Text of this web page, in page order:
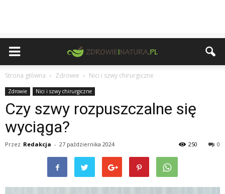
Strona główna Zdrowie Nici i szwy chirurgiczne
Zdrowie Nici i szwy chirurgiczne
Czy szwy rozpuszczalne się
wyciąga?
Przez Redakcja - 27 października 2024 0
250